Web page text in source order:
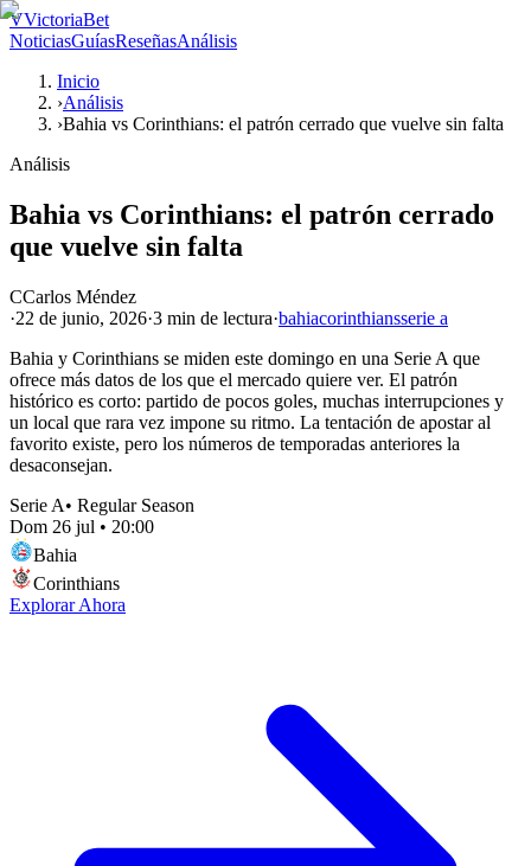
VVictoriaBet
NoticiasGuíasReseñasAnálisis
Inicio
›Análisis
›Bahia vs Corinthians: el patrón cerrado que vuelve sin falta
Análisis
Bahia vs Corinthians: el patrón cerrado
que vuelve sin falta
CCarlos Méndez
·22 de junio, 2026·3 min de lectura·bahiacorinthiansserie a
Bahia y Corinthians se miden este domingo en una Serie A que
ofrece más datos de los que el mercado quiere ver. El patrón
histórico es corto: partido de pocos goles, muchas interrupciones y
un local que rara vez impone su ritmo. La tentación de apostar al
favorito existe, pero los números de temporadas anteriores la
desaconsejan.
Serie A• Regular Season
Dom 26 jul • 20:00
Bahia
Corinthians
Explorar Ahora